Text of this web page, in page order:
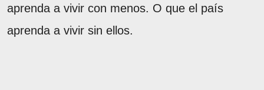
aprenda a vivir con menos. O que el país
aprenda a vivir sin ellos.